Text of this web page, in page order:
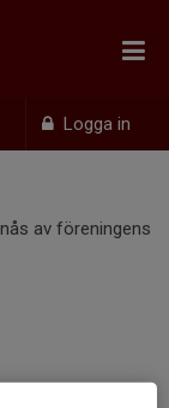
Logga in
av föreningens